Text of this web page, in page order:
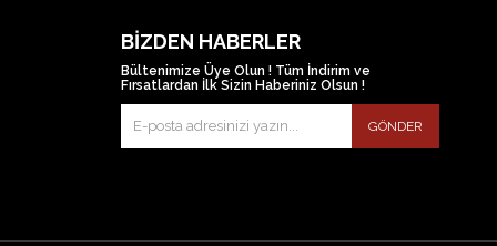
BIZDEN HABERLER
Bültenimize Üye Olun ! Tüm İndirim ve
Fırsatlardan İlk Sizin Haberiniz Olsun !
GÖNDER